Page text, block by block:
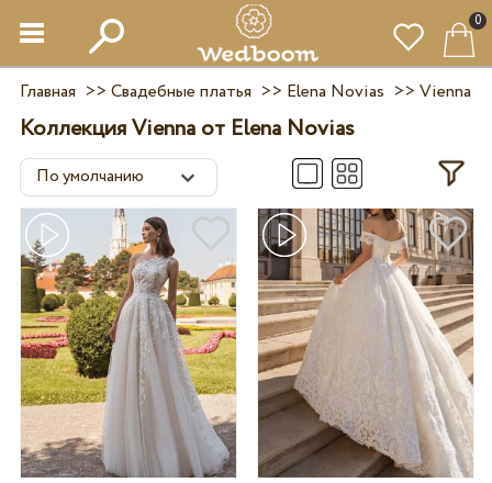
0
Главная >> Свадебные платья >> Elena Novias >> Vienna
Коллекция Vienna от Elena Novias